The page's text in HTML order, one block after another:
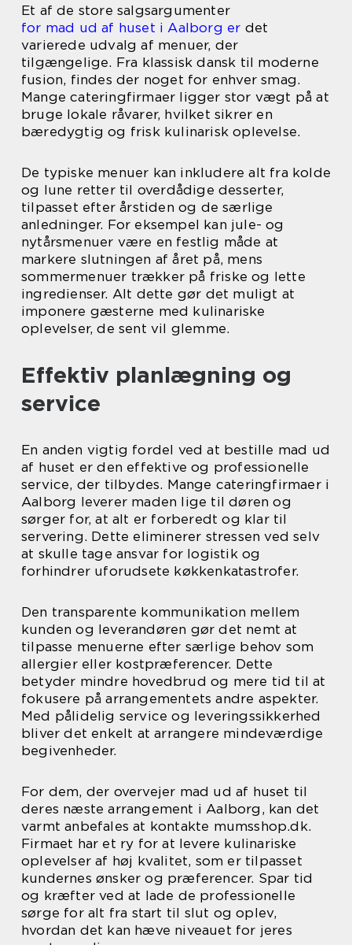
Et af de store salgsargumenter
for mad ud af huset i Aalborg er det
varierede udvalg af menuer, der
tilgængelige. Fra klassisk dansk til moderne
fusion, findes der noget for enhver smag.
Mange cateringfirmaer ligger stor vægt på at
bruge lokale råvarer, hvilket sikrer en
bæredygtig og frisk kulinarisk oplevelse.
De typiske menuer kan inkludere alt fra kolde
og lune retter til overdådige desserter,
tilpasset efter årstiden og de særlige
anledninger. For eksempel kan jule- og
nytårsmenuer være en festlig måde at
markere slutningen af året på, mens
sommermenuer trækker på friske og lette
ingredienser. Alt dette gør det muligt at
imponere gæsterne med kulinariske
oplevelser, de sent vil glemme.
Effektiv planlægning og
service
En anden vigtig fordel ved at bestille mad ud
af huset er den effektive og professionelle
service, der tilbydes. Mange cateringfirmaer i
Aalborg leverer maden lige til døren og
sørger for, at alt er forberedt og klar til
servering. Dette eliminerer stressen ved selv
at skulle tage ansvar for logistik og
forhindrer uforudsete køkkenkatastrofer.
Den transparente kommunikation mellem
kunden og leverandøren gør det nemt at
tilpasse menuerne efter særlige behov som
allergier eller kostpræferencer. Dette
betyder mindre hovedbrud og mere tid til at
fokusere på arrangementets andre aspekter.
Med pålidelig service og leveringssikkerhed
bliver det enkelt at arrangere mindeværdige
begivenheder.
For dem, der overvejer mad ud af huset til
deres næste arrangement i Aalborg, kan det
varmt anbefales at kontakte mumsshop.dk.
Firmaet har et ry for at levere kulinariske
oplevelser af høj kvalitet, som er tilpasset
kundernes ønsker og præferencer. Spar tid
og kræfter ved at lade de professionelle
sørge for alt fra start til slut og oplev,
hvordan det kan hæve niveauet for jeres